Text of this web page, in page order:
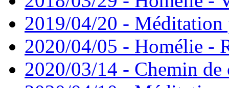
2019/04/20 - Méditation
2020/04/05 - Homélie -
2020/03/14 - Chemin